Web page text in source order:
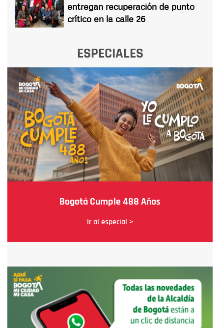
entregan recuperación de punto
crítico en la calle 26
ESPECIALES
Bogotá Cumple 488 Años
Ir al especial >